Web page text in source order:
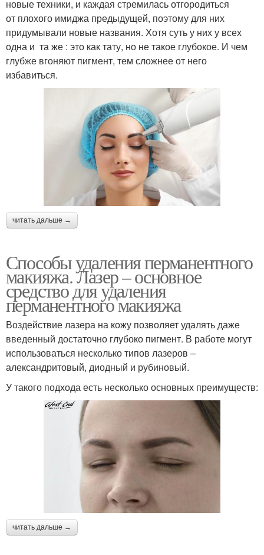
новые техники, и каждая стремилась отгородиться
от плохого имиджа предыдущей, поэтому для них
придумывали новые названия. Хотя суть у них у всех
одна и та же : это как тату, но не такое глубокое. И чем
глубже вгоняют пигмент, тем сложнее от него
избавиться.
читать дальше →
Способы удаления перманентного
макияжа. Лазер – основное
средство для удаления
перманентного макияжа
Воздействие лазера на кожу позволяет удалять даже
введенный достаточно глубоко пигмент. В работе могут
использоваться несколько типов лазеров –
александритовый, диодный и рубиновый.
У такого подхода есть несколько основных преимуществ:
читать дальше →